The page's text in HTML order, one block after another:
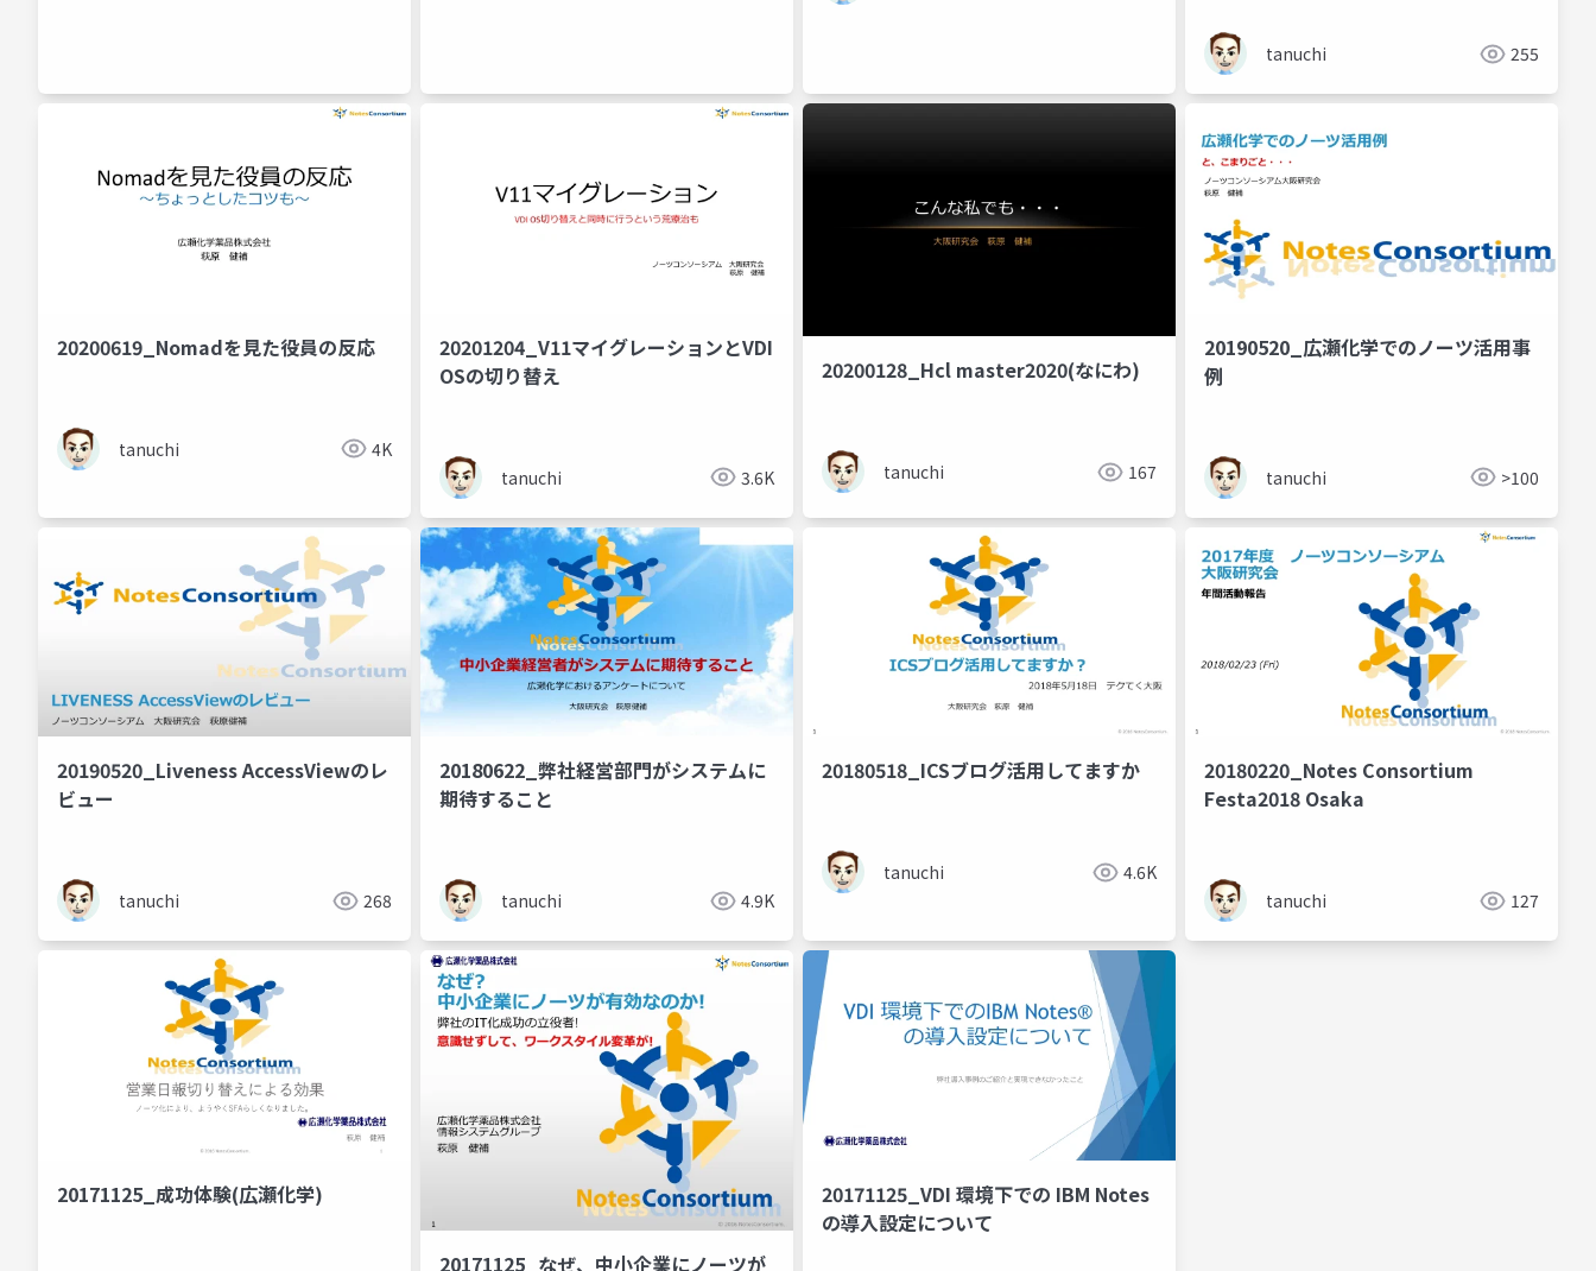
tanuchi 255
20200619_Nomadを見た役員の反応
tanuchi 4K
20201204_V11マイグレーションとVDI
OSの切り替え
tanuchi 3.6K
20200128_Hcl master2020(なにわ)
tanuchi 167
20190520_広瀬化学でのノーツ活用事
例
tanuchi >100
20190520_Liveness AccessViewのレ
ビュー
tanuchi 268
20180622_弊社経営部門がシステムに
期待すること
tanuchi 4.9K
20180518_ICSブログ活用してますか
tanuchi 4.6K
20180220_Notes Consortium
Festa2018 Osaka
tanuchi 127
20171125_成功体験(広瀬化学)
20171125_なぜ、中小企業にノーツが
20171125_VDI 環境下での IBM Notes
の導入設定について